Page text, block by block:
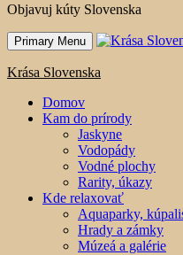
Objavuj kúty Slovenska
Primary Menu
Krása Slovenska
Domov
Kam do prírody
Jaskyne
Vodopády
Vodné plochy
Rarity, úkazy
Kde relaxovať
Aquaparky,
Hrady a zámky
Múzeá a galérie